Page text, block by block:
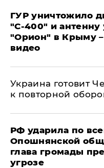
ГУР уничтожило
"С‑400" и антенну
"Орион" в Крыму –
видео
Украина готовит
к повторной
РФ ударила по
Опошнянской
глава громады
угрозе